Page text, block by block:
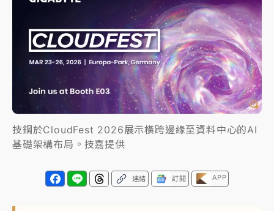
中信慈善基金會想增加董事人數！辜仲諒向法院聲請遭
駁 理由曝光
故宮《龍藏經》特展第2檔！今線上預約開賣一度塞車
周六起展出延長至晚上7時
台東農業處長涉圖利渡假村！東檢抗告成功 今重開羈
押庭
父親節泡湯了！中颱白海豚雨彈轟3天 「紅到發紫」降
雨熱區曝
技鋼於CloudFest 2026展示橫跨邊緣至資料中心的AI
基礎架構布局。技嘉提供
連結 訂閱 APP